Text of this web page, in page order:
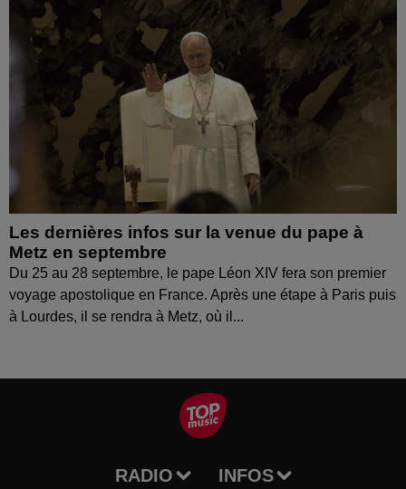
Les dernières infos sur la venue du pape à
Metz en septembre
Du 25 au 28 septembre, le pape Léon XIV fera son premier
voyage apostolique en France. Après une étape à Paris puis
à Lourdes, il se rendra à Metz, où il...
RADIO INFOS